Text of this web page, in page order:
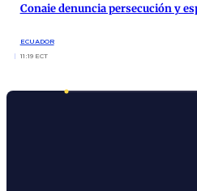
Conaie denuncia persecución y
ECUADOR
11:19 ECT